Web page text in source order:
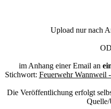
Upload nur nach
im Anhang einer Email an
Stichwort: Feuerwehr Wannweil
Die Veröffentlichung erfolgt